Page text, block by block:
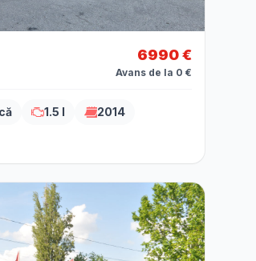
6990 €
Avans de la 0 €
1.5 l
2014